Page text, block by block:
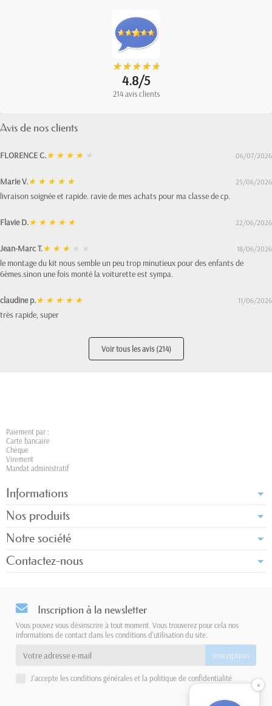
★
★★
★★
★★
★★
★
4.8/5
214 avis clients
Avis de nos clients
FLORENCE C.★ ★ ★ ★ ★ 06/07/2026
Marie V.★ ★ ★ ★ ★ 25/06/2026
livraison soignée et rapide. ravie de mes achats pour ma classe de cp.
Flavie D.★ ★ ★ ★ ★ 22/06/2026
Jean-Marc T.★ ★ ★ ★ ★ 18/06/2026
le montage du kit nous semble un peu trop minutieux pour des enfants de
6èmes.sinon une fois monté la voiturette est sympa.
claudine p.★ ★ ★ ★ ★ 11/06/2026
très rapide, super
Voir tous les avis (214)
Paiement par :
Carte bancaire
Chèque
Virement
Mandat administratif
Informations
Nos produits
Notre société
Contactez-nous
Inscription à la newsletter
Vous pouvez vous désinscrire à tout moment. Vous trouverez pour cela nos
informations de contact dans les conditions d'utilisation du site.
J'accepte les conditions générales et la politique de confidentialité
×